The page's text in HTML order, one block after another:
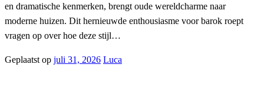
en dramatische kenmerken, brengt oude wereldcharme naar
moderne huizen. Dit hernieuwde enthousiasme voor barok roept
vragen op over hoe deze stijl…
Geplaatst op juli 31, 2026 Luca